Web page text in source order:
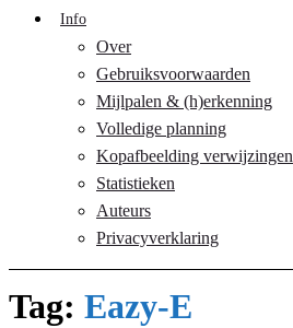
Info
Over
Gebruiksvoorwaarden
Mijlpalen & (h)erkenning
Volledige planning
Kopafbeelding verwijzingen
Statistieken
Auteurs
Privacyverklaring
Tag: Eazy-E